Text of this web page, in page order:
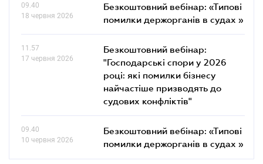
09.40
18 червня 2026
Безкоштовний вебінар: «Типові
помилки держорганів в судах »
11.57
17 червня 2026
Безкоштовний вебінар:
"Господарські спори у 2026
році: які помилки бізнесу
найчастіше призводять до
судових конфліктів"
09.40
10 червня 2026
Безкоштовний вебінар: «Типові
помилки держорганів в судах »